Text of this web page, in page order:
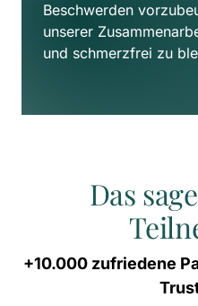
Beschwerden
unserer
und schmerzfrei zu
Das
+10.000 zufriedene